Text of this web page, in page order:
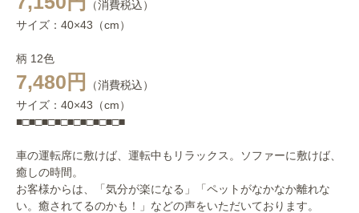
（消費税込）
サイズ：40×43（cm）
柄 12色
7,480円
（消費税込）
サイズ：40×43（cm）
■□■□■□■□■□■□■□■□■
車の運転席に敷けば、運転中もリラックス。ソファーに敷けば、
癒しの時間。
お客様からは、「気分が楽になる」「ペットがなかなか離れな
い。癒されてるのかも！」などの声をいただいております。